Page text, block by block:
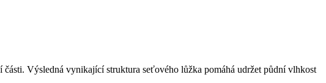
Výsledná vynikající struktura seťového lůžka pomáhá udržet půdní vlhkost